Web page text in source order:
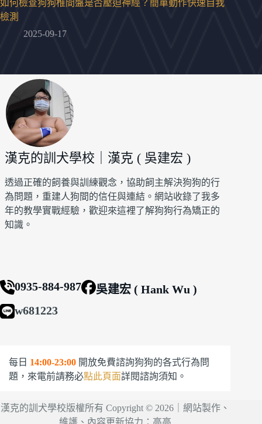
如何檢查狗狗椎間盤是否壓迫神經？簡單動作快速自我
檢測
2025-09-17
漢克的訓犬學校｜漢克 ( 吳建宏 )
透過正確的飼養與訓練觀念，協助飼主解決狗狗的行
為問題，重建人狗間的信任與連結。網站收錄了我多
年的教學實戰經驗，歡迎來這裡了解狗狗行為矯正的
知識。
0935-884-987
吳建宏 ( Hank Wu )
w681223
每日 14:00-23:00 開放免費諮詢狗狗的各式行為問
題，來電前請務必點此頁面詳閱諮詢須知。
漢克的訓犬學校版權所有 Copyright © 2026｜網站製作、